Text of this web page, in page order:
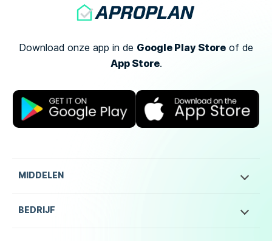
Download onze app in de Google Play Store of de
App Store.
MIDDELEN
BEDRIJF